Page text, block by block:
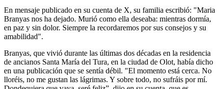
En mensaje publicado en su cuenta de X, su familia escribió: "Maria
Branyas nos ha dejado. Murió como ella deseaba: mientras dormía,
en paz y sin dolor. Siempre la recordaremos por sus consejos y su
amabilidad".
Branyas, que vivió durante las últimas dos décadas en la residencia
de ancianos Santa María del Tura, en la ciudad de Olot, había dicho
en una publicación que se sentía débil. "El momento está cerca. No
lloréis, no me gustan las lágrimas. Y sobre todo, no sufráis por mí.